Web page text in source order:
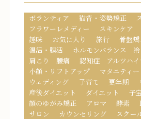
ボランティア 猫背・姿勢矯正
フラワーレメディー
スキンケア
趣味
お気に入り 旅行 骨盤矯
温活・腸活
ホルモンバランス 冷
肩こり 腰痛
認知症 アルツハイ
小顔・リフトアップ
マタニティー
ウェディング
子育て 更年期
産後ダイエット
ダイエット 子
顔のゆがみ矯正
アロマ 酵素
サロン
カウンセリング スクー